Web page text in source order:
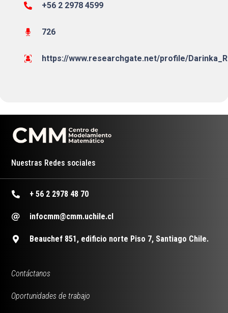
+56 2 2978 4599
726
https://www.researchgate.net/profile/
Nuestras Redes sociales
+ 56 2 2978 48 70
infocmm@cmm.uchile.cl
Beauchef 851, edificio norte Piso 7, Santiago Chile.
Contáctanos
Oportunidades de trabajo